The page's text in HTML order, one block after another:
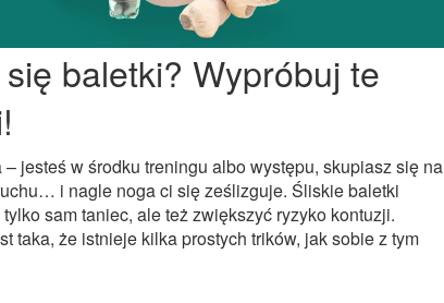
baletki? Wypróbuj te
– jesteś w środku treningu albo występu, skupiasz się na
i nagle noga ci się ześlizguje. Śliskie baletki
sam taniec, ale też zwiększyć ryzyko kontuzji.
taka, że istnieje kilka prostych trików, jak sobie z tym